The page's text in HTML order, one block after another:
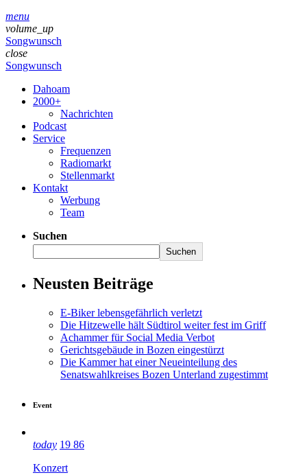
menu
volume_up
Songwunsch
close
Songwunsch
Dahoam
2000+
Nachrichten
Podcast
Service
Frequenzen
Radiomarkt
Stellenmarkt
Kontakt
Werbung
Team
Suchen
Suchen
Neusten Beiträge
E-Biker lebensgefährlich verletzt
Die Hitzewelle hält Südtirol weiter fest im Griff
Achammer für Social Media Verbot
Gerichtsgebäude in Bozen eingestürzt
Die Kammer hat einer Neueinteilung des
Senatswahlkreises Bozen Unterland zugestimmt
Event
today 19 86
Konzert